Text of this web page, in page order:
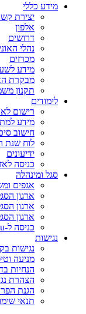
מידע כללי
יצירת
אלפון
דרושים
נהלי
מכרזים
מידע
מבקרת
תקנון
לימודים
רישום
מידע
חישוב
לוח שנת
ידיעונים
כניסה
סגל ומינהלה
אגפים
ארגון
ארגון
ארגון
כניסה ל-My Tau
נגישות
נגישות
מניעה
הנחיות
הצהרת
הגנת
תנאי